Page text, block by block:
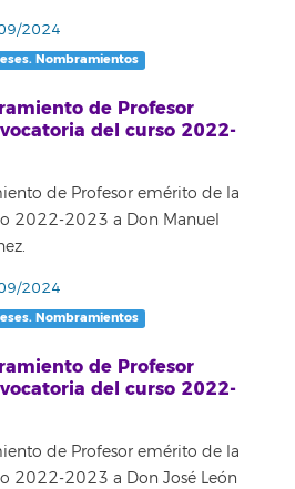
2024
Nombramientos
de Profesor
del curso 2022-
de Profesor emérito de la
2022-2023 a Don Manuel
2024
Nombramientos
de Profesor
del curso 2022-
de Profesor emérito de la
2022-2023 a Don José León